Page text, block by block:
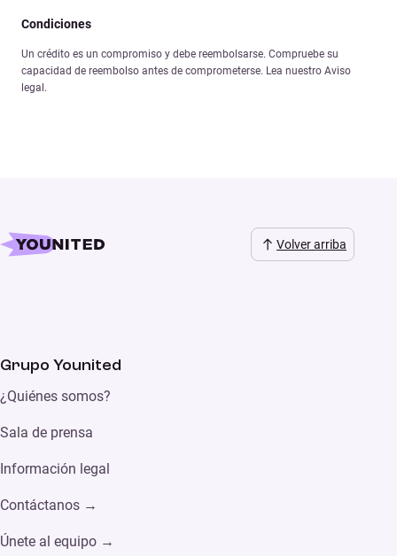
Condiciones
Un crédito es un compromiso y debe reembolsarse. Compruebe su
capacidad de reembolso antes de comprometerse. Lea nuestro Aviso
legal.
Volver arriba
Grupo Younited
¿Quiénes somos?
Sala de prensa
Información legal
Contáctanos →
Únete al equipo →